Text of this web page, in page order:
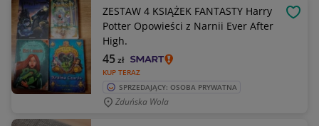
ZESTAW 4 KSIĄŻEK FANTASTY Harry
Potter Opowieści z Narnii Ever After
High.
KUP TERAZ
45zł
SPRZEDAJĄCY: OSOBA PRYWATNA
Zduńska Wola